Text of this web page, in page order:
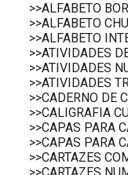
>>ALFABETO
>>ALFABETO
>>ALFABETO
>>ATIVIDADES
>>ATIVIDADES
>>ATIVIDADES
>>CADERNO DE
>>CALIGRAFIA
>>CAPAS PARA
>>CAPAS PARA
>>CARTAZES